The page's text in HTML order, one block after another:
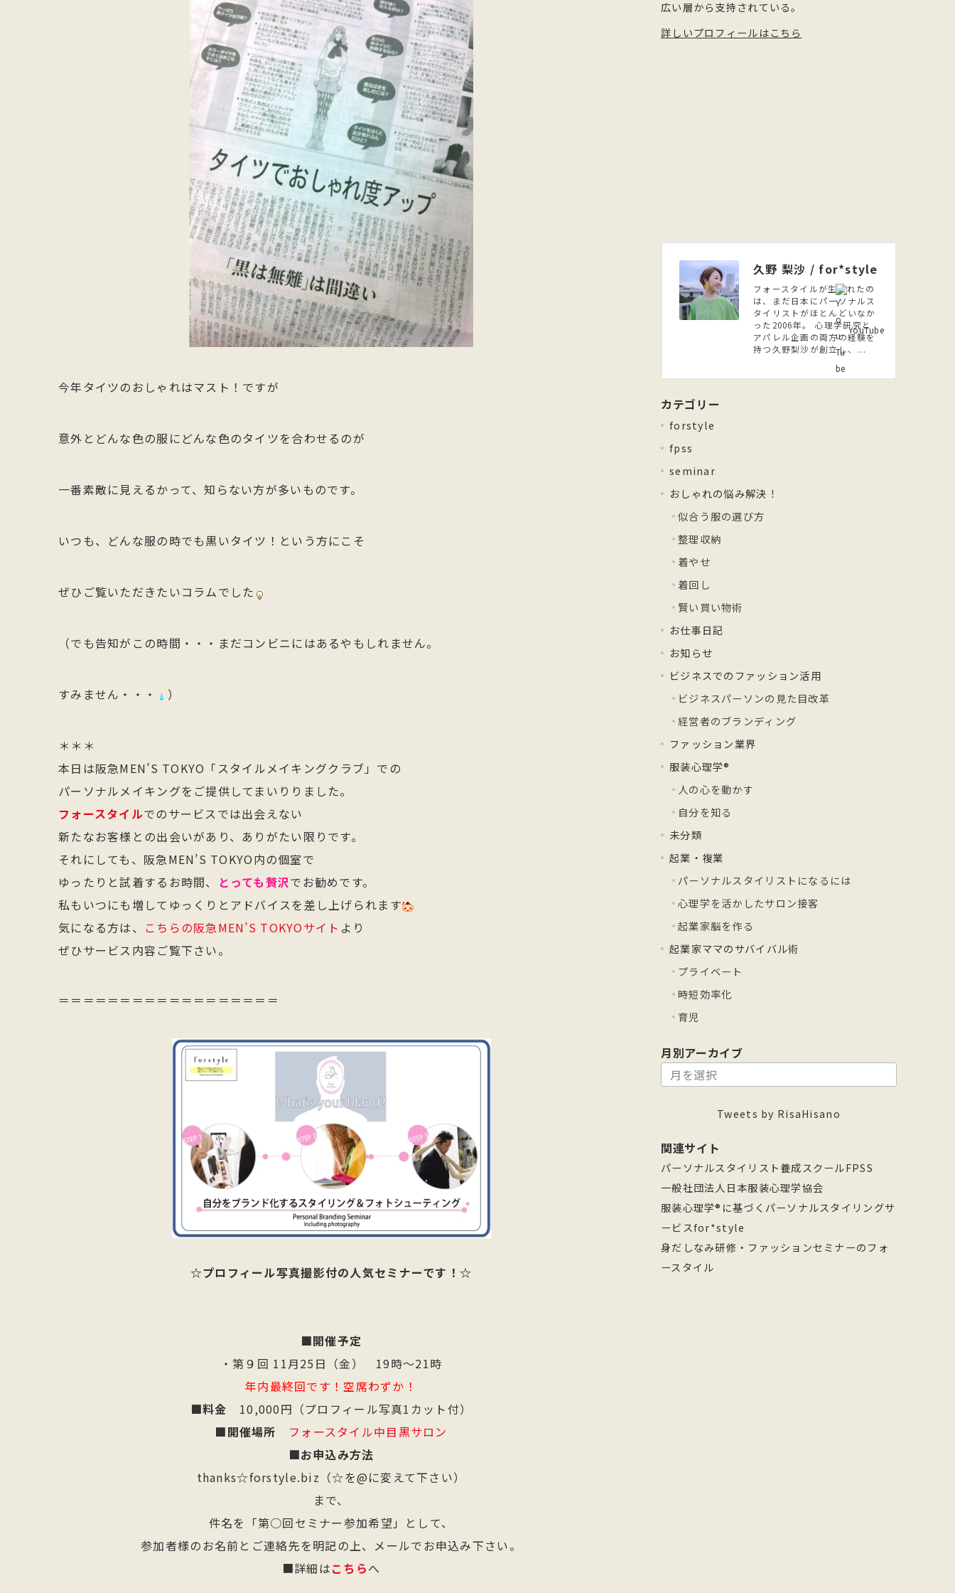
今年タイツのおしゃれはマスト！ですが
意外とどんな色の服にどんな色のタイツを合わせるのが
一番素敵に見えるかって、知らない方が多いものです。
いつも、どんな服の時でも黒いタイツ！という方にこそ
ぜひご覧いただきたいコラムでした
（でも告知がこの時間・・・まだコンビニにはあるやもしれません。
すみません・・・ ）
＊＊＊
本日は阪急MEN’S TOKYO「スタイルメイキングクラブ」での
パーソナルメイキングをご提供してまいりりました。
フォースタイルでのサービスでは出会えない
新たなお客様との出会いがあり、ありがたい限りです。
それにしても、阪急MEN’S TOKYO内の個室で
ゆったりと試着するお時間、
とっても贅沢でお勧めです。
私もいつにも増してゆっくりとアドバイスを差し上げられます
気になる方は、 こちらの阪急MEN’S TOKYOサイト より
ぜひサービス内容ご覧下さい。
＝＝＝＝＝＝＝＝＝＝＝＝＝＝＝＝＝＝
☆プロフィール写真撮影付の人気セミナーです！☆
■開催予定
・第９回 11月25日（金） 19時～21時
年内最終回です！空席わずか！
■料金 10,000円（プロフィール写真1カット付）
■開催場所
フォースタイル中目黒サロン
■お申込み方法
thanks☆forstyle.biz（☆を@に変えて下さい）
まで、
件名を「第○回セミナー参加希望」として、
参加者様のお名前とご連絡先を明記の上、メールでお申込み下さい。
■詳細はこちらへ
広い層から支持されている。
詳しいプロフィールはこちら
久野 梨沙 / for*style
フォースタイルが生まれたの
は、まだ日本にパーソナルス
タイリストがほとんどいなか
った2006年。 ⼼理学研究と
アパレル企画の両方の経験を
持つ久野梨沙が創立し、...
YouTube
カテゴリー
forstyle
fpss
seminar
おしゃれの悩み解決！
似合う服の選び方
整理収納
着やせ
着回し
賢い買い物術
お仕事日記
お知らせ
ビジネスでのファッション活用
ビジネスパーソンの見た目改革
経営者のブランディング
ファッション業界
服装心理学®
人の心を動かす
自分を知る
未分類
起業・複業
パーソナルスタイリストになるには
心理学を活かしたサロン接客
起業家脳を作る
起業家ママのサバイバル術
プライベート
時短効率化
育児
月別アーカイブ
カ
イ
ブ
Tweets by RisaHisano
関連サイト
パーソナルスタイリスト養成スクールFPSS
一般社団法人日本服装心理学協会
服装心理学®に基づくパーソナルスタイリングサ
ービスfor*style
身だしなみ研修・ファッションセミナーのフォ
ースタイル